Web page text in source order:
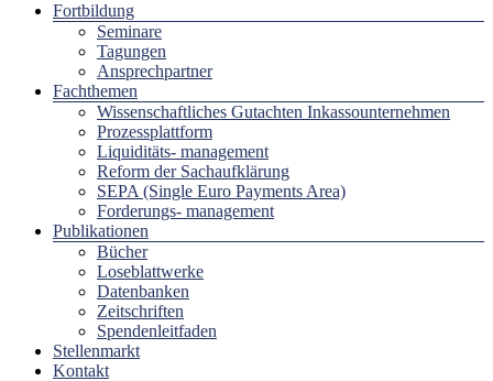
Fortbildung
Seminare
Tagungen
Ansprechpartner
Fachthemen
Wissenschaftliches Gutachten Inkassounternehmen
Prozessplattform
Liquiditäts- management
Reform der Sachaufklärung
SEPA (Single Euro Payments Area)
Forderungs- management
Publikationen
Bücher
Loseblattwerke
Datenbanken
Zeitschriften
Spendenleitfaden
Stellenmarkt
Kontakt